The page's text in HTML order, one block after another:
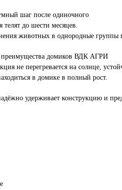
шаг после одиночного
телят до шести месяцев.
животных в однородные группы
преимущества домиков ВДК АГРИ
не перегревается на солнце,
в домике в полный рост.
удерживает конструкцию и